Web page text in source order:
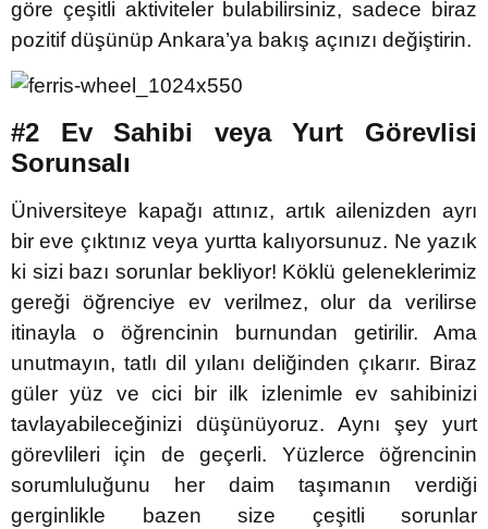
göre çeşitli aktiviteler bulabilirsiniz, sadece biraz
pozitif düşünüp Ankara’ya bakış açınızı değiştirin.
#2 Ev Sahibi veya Yurt Görevlisi
Sorunsalı
Üniversiteye kapağı attınız, artık ailenizden ayrı
bir eve çıktınız veya yurtta kalıyorsunuz. Ne yazık
ki sizi bazı sorunlar bekliyor! Köklü geleneklerimiz
gereği öğrenciye ev verilmez, olur da verilirse
itinayla o öğrencinin burnundan getirilir. Ama
unutmayın, tatlı dil yılanı deliğinden çıkarır. Biraz
güler yüz ve cici bir ilk izlenimle ev sahibinizi
tavlayabileceğinizi düşünüyoruz. Aynı şey yurt
görevlileri için de geçerli. Yüzlerce öğrencinin
sorumluluğunu her daim taşımanın verdiği
gerginlikle bazen size çeşitli sorunlar